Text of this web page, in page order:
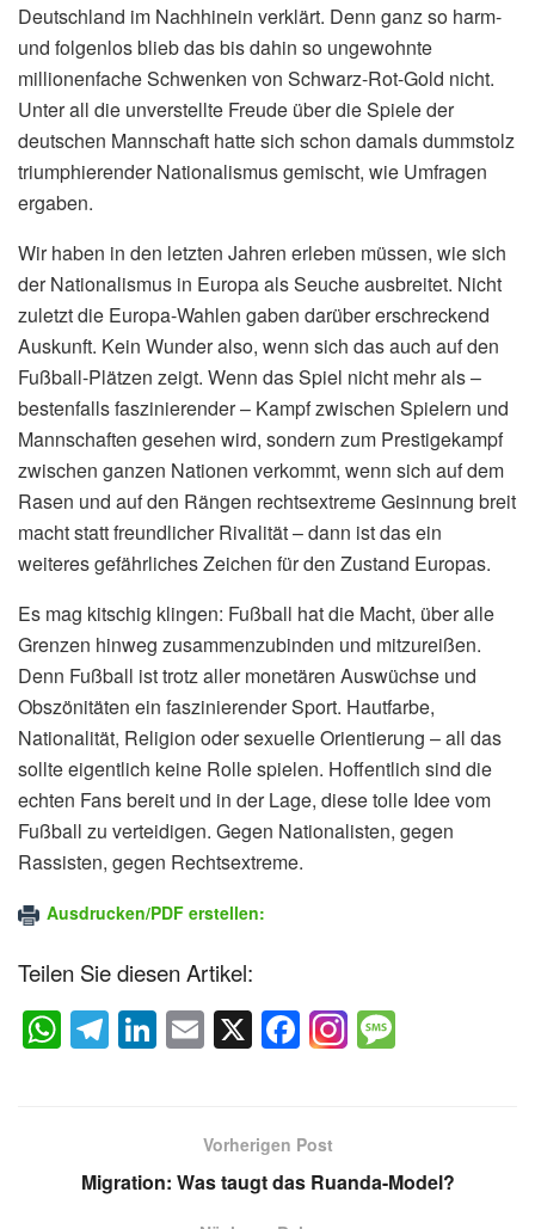
Deutschland im Nachhinein verklärt. Denn ganz so harm-
und folgenlos blieb das bis dahin so ungewohnte
millionenfache Schwenken von Schwarz-Rot-Gold nicht.
Unter all die unverstellte Freude über die Spiele der
deutschen Mannschaft hatte sich schon damals dummstolz
triumphierender Nationalismus gemischt, wie Umfragen
ergaben.
Wir haben in den letzten Jahren erleben müssen, wie sich
der Nationalismus in Europa als Seuche ausbreitet. Nicht
zuletzt die Europa-Wahlen gaben darüber erschreckend
Auskunft. Kein Wunder also, wenn sich das auch auf den
Fußball-Plätzen zeigt. Wenn das Spiel nicht mehr als –
bestenfalls faszinierender – Kampf zwischen Spielern und
Mannschaften gesehen wird, sondern zum Prestigekampf
zwischen ganzen Nationen verkommt, wenn sich auf dem
Rasen und auf den Rängen rechtsextreme Gesinnung breit
macht statt freundlicher Rivalität – dann ist das ein
weiteres gefährliches Zeichen für den Zustand Europas.
Es mag kitschig klingen: Fußball hat die Macht, über alle
Grenzen hinweg zusammenzubinden und mitzureißen.
Denn Fußball ist trotz aller monetären Auswüchse und
Obszönitäten ein faszinierender Sport. Hautfarbe,
Nationalität, Religion oder sexuelle Orientierung – all das
sollte eigentlich keine Rolle spielen. Hoffentlich sind die
echten Fans bereit und in der Lage, diese tolle Idee vom
Fußball zu verteidigen. Gegen Nationalisten, gegen
Rassisten, gegen Rechtsextreme.
Ausdrucken/PDF erstellen:
Teilen Sie diesen Artikel:
W
h
A
T
el
a
Li
n
dI
E
m
X F
a
e
b g
Vorherigen Post
Migration: Was taugt das Ruanda-Model?